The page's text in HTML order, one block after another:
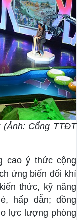
(Ảnh: Cổng TTĐT
cao ý thức cộng
ứng biến đổi khí
thức, kỹ năng
hấp dẫn; đồng
lực lượng phòng